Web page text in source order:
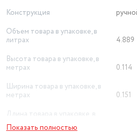
Конструкция
Объем товара в упаковке, в
литрах
4.889
Высота товара в упаковке, в
метрах
0.114
Ширина товара в упаковке, в
метрах
0.151
Длина товара в упаковке, в
метрах
Показать полностью